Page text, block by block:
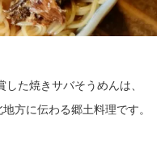
た焼きサバそうめんは、
方に伝わる郷土料理です。